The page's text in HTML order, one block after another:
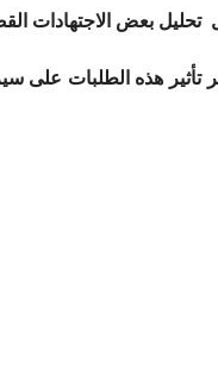
تحليل بعض الاجتهادات
تأثير هذه الطلبات على